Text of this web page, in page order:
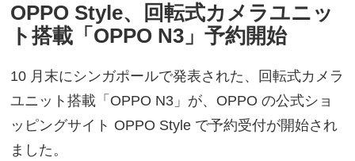
OPPO Style、回転式カメラユニッ
ト搭載「OPPO N3」予約開始
10 月末にシンガポールで発表された、回転式カメラ
ユニット搭載「OPPO N3」が、OPPO の公式ショ
ッピングサイト OPPO Style で予約受付が開始され
ました。